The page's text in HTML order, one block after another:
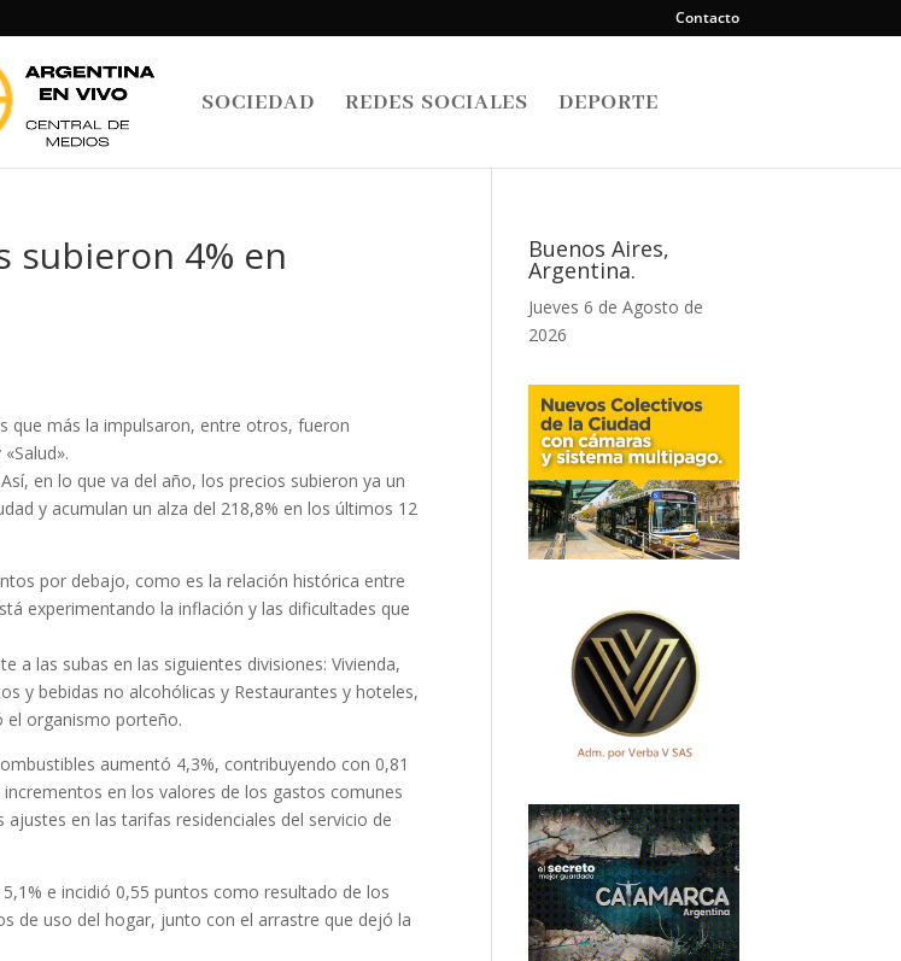
Contacto
SOCIEDAD REDES SOCIALES DEPORTE
subieron 4% en
que más la impulsaron, entre otros, fueron
en lo que va del año, los precios subieron ya un
y acumulan un alza del 218,8% en los últimos 12
por debajo, como es la relación histórica entre
experimentando la inflación y las dificultades que
a las subas en las siguientes divisiones: Vivienda,
y bebidas no alcohólicas y Restaurantes y hoteles,
el organismo porteño.
aumentó 4,3%, contribuyendo con 0,81
en los valores de los gastos comunes
en las tarifas residenciales del servicio de
e incidió 0,55 puntos como resultado de los
de uso del hogar, junto con el arrastre que dejó la
Buenos Aires,
Argentina.
Jueves 6 de Agosto de
2026